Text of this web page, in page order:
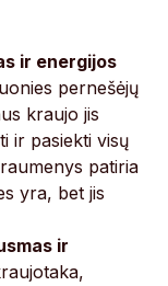
ir energijos
pernešėjų
kraujo jis
ir pasiekti visų
patiria
yra, bet jis
ir